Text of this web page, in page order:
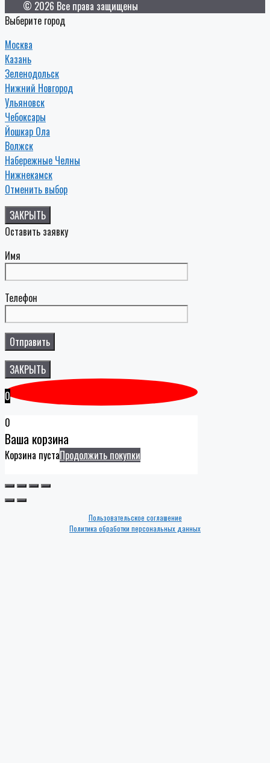
© 2026 Все права защищены
Выберите город
Москва
Казань
Зеленодольск
Нижний Новгород
Ульяновск
Чебоксары
Йошкар Ола
Волжск
Набережные Челны
Нижнекамск
Отменить выбор
ЗАКРЫТЬ
Оставить заявку
Имя
Телефон
ЗАКРЫТЬ
0
0
Ваша корзина
Корзина пустаПродолжить покупки
Пользовательское соглашение
Политика обработки персональных данных